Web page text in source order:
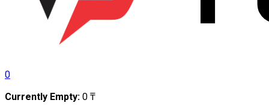
0
Currently Empty: 0 ₸